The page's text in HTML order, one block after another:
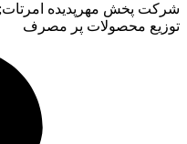
شرکت پخش مهرپدیده
توزیع محصولات پر مصرف